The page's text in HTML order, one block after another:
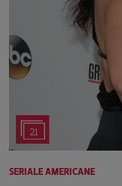
21
SERIALE AMERICANE